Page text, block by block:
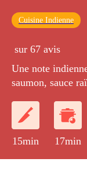
Cuisine Indienne
sur 67 avis
Une note
saumon, sauce
15min 17min